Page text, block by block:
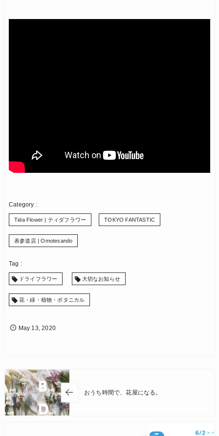
Tida Flower | ティダフラワー TOKYO FANTASTIC
表参道店 | Omotesando
ドライフラワー 大切なお知らせ
花・緑・植物・ボタニカル
May 13 ,2020
おうち時間で、花屋になる。